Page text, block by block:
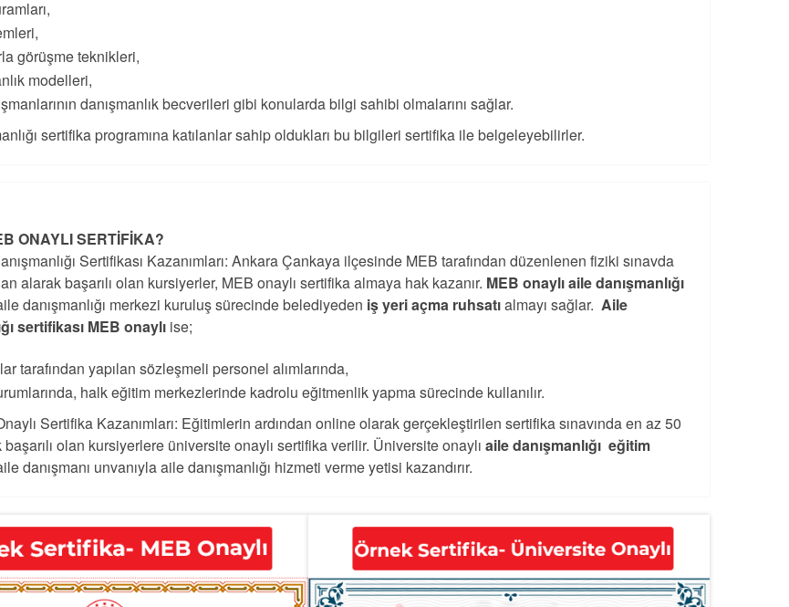
görüşme teknikleri,
modelleri,
danışmanlık becverileri gibi konularda bilgi sahibi olmalarını sağlar.
sertifika programına katılanlar sahip oldukları bu bilgileri sertifika ile belgeleyebilirler.
ONAYLI SERTİFİKA?
Sertifikası Kazanımları: Ankara Çankaya ilçesinde MEB tarafından düzenlenen fiziki sınavda
alarak başarılı olan kursiyerler, MEB onaylı sertifika almaya hak kazanır. MEB onaylı aile danışmanlığı
danışmanlığı merkezi kuruluş sürecinde belediyeden iş yeri açma ruhsatıalmayı sağlar. Aile
sertifikası MEB onaylı ise;
tarafından yapılan sözleşmeli personel alımlarında,
halk eğitim merkezlerinde kadrolu eğitmenlik yapma sürecinde kullanılır.
Sertifika Kazanımları: Eğitimlerin ardından online olarak gerçekleştirilen sertifika sınavında en az 50
olan kursiyerlere üniversite onaylı sertifika verilir. Üniversite onaylı aile danışmanlığı eğitim
danışmanı unvanıyla aile danışmanlığı hizmeti verme yetisi kazandırır.